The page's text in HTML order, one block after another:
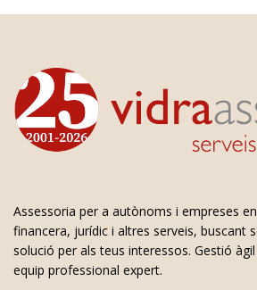
Assessoria per a autònoms i empreses
financera, jurídic i altres serveis, buscant
solució per als teus interessos. Gestió
equip professional expert.